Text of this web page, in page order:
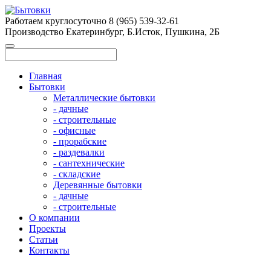
Работаем круглосуточно 8 (965) 539-32-61
Производство Екатеринбург, Б.Исток, Пушкина, 2Б
Главная
Бытовки
Металлические бытовки
- дачные
- строительные
- офисные
- прорабские
- раздевалки
- сантехнические
- складские
Деревянные бытовки
- дачные
- строительные
О компании
Проекты
Статьи
Контакты